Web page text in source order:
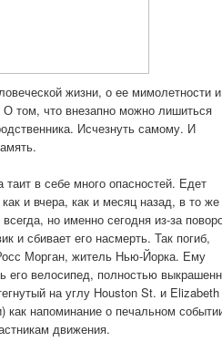
жизни, о ее мимолетности и
О том, что внезапно можно лишиться
Исчезнуть самому. И
в себе много опасностей. Едет
и вчера, как и месяц назад, в то же
но именно сегодня из-за
и сбивает его насмерть. Так погиб,
Морган, житель Нью-Йорка. Ему
его велосипед, полностью
на углу Houston St. и Elizabeth
как напоминание о печальном
движения.